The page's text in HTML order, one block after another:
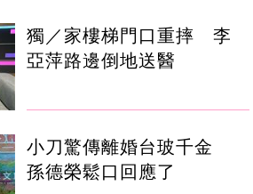
獨／家樓梯門口重摔 李
亞萍路邊倒地送醫
小刀驚傳離婚台玻千金
孫德榮鬆口回應了